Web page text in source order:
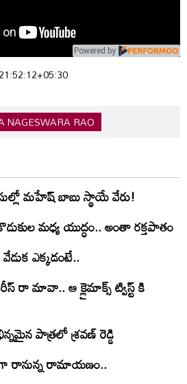
Powered by
NAGESWARA RAO
మహేష్ బాబు స్థాయే వేరు!
మధ్య యుద్ధం.. అంతా రక్తపాతం
వేడుక ఎక్కడంటే..
రా మావా.. ఆ క్లైమాక్స్ ట్విస్ట్ కి
పాత్రలో శ్రవణ్‌ రెడ్డి
రెండు రోజులు ఆలస్యంగా రానున్న రామాయణం..